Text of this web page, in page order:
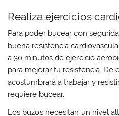
Realiza ejercicios
Para poder bucear con
buena resistencia
a 30 minutos de ejercicio
para mejorar tu resistencia. De
acostumbrará a trabajar y
requiere bucear.
Los buzos necesitan un nivel